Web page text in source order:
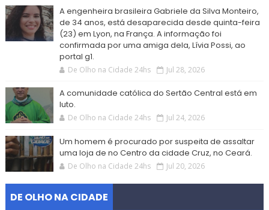
A engenheira brasileira Gabriele da Silva Monteiro,
de 34 anos, está desaparecida desde quinta-feira
(23) em Lyon, na França. A informação foi
confirmada por uma amiga dela, Lívia Possi, ao
portal g1.
De Olho na Cidade 24hs Jul 28, 2026
A comunidade católica do Sertão Central está em
luto.
De Olho na Cidade 24hs Jul 24, 2026
Um homem é procurado por suspeita de assaltar
uma loja de no Centro da cidade Cruz, no Ceará.
De Olho na Cidade 24hs Jul 20, 2026
DE OLHO NA CIDADE